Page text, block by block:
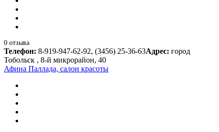
0 отзыва
Телефон: 8-919-947-62-92, (3456) 25-36-63Адрес: город
Тобольск , 8-й микрорайон, 40
Афина Паллада, салон красоты